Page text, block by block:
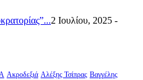
2 Ιουλίου, 2025 -
Ακροδεξιά Αλέξης Τσίπρας Βαγγέλης